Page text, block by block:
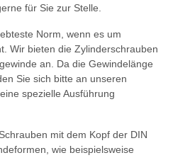
für Sie zur Stelle.
Norm, wenn es um
Wir bieten die Zylinderschrauben
an. Da die Gewindelänge
Sie sich bitte an unseren
spezielle Ausführung
mit dem Kopf der DIN
wie beispielsweise